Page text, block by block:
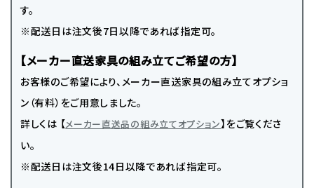
す。
※配送日は注文後7日以降であれば指定可。
【メーカー直送家具の組み立てご希望の方】
お客様のご希望により、メーカー直送家具の組み立てオプショ
ン（有料）をご用意しました。
詳しくは 【メーカー直送品の組み立てオプション】をご覧くださ
い。
※配送日は注文後14日以降であれば指定可。